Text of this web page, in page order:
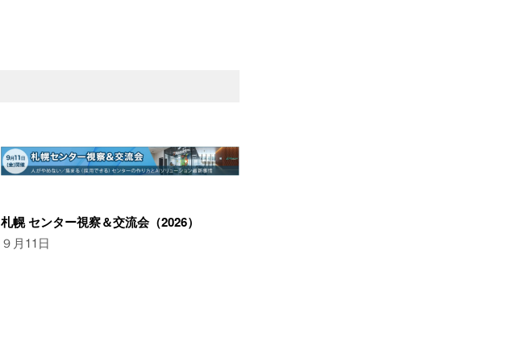
札幌 センター視察＆交流会（2026）
９月11日